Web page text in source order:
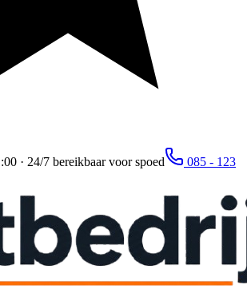
· 24/7 bereikbaar voor spoed
085 - 123